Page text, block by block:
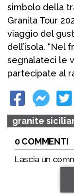
simbolo della
Granita Tour
viaggio del
dell’isola. “Nel
segnalateci le
partecipate al
granite
0 COMMENTI
Lascia un